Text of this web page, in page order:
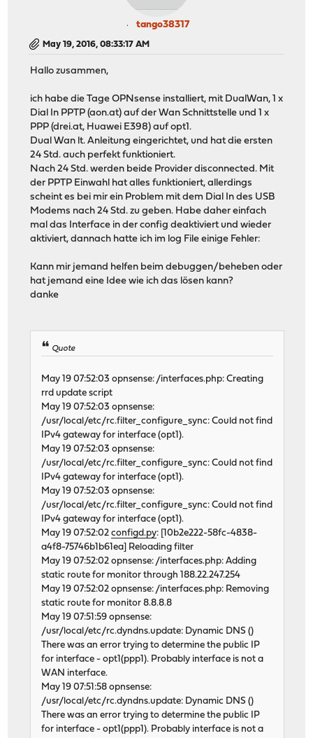
tango38317
May 19, 2016, 08:33:17 AM
Hallo zusammen,
ich habe die Tage OPNsense installiert, mit DualWan, 1 x
Dial In PPTP (aon.at) auf der Wan Schnittstelle und 1 x
PPP (drei.at, Huawei E398) auf opt1.
Dual Wan lt. Anleitung eingerichtet, und hat die ersten
24 Std. auch perfekt funktioniert.
Nach 24 Std. werden beide Provider disconnected. Mit
der PPTP Einwahl hat alles funktioniert, allerdings
scheint es bei mir ein Problem mit dem Dial In des USB
Modems nach 24 Std. zu geben. Habe daher einfach
mal das Interface in der config deaktiviert und wieder
aktiviert, dannach hatte ich im log File einige Fehler:
Kann mir jemand helfen beim debuggen/beheben oder
hat jemand eine Idee wie ich das lösen kann?
danke
Quote
May 19 07:52:03 opnsense: /interfaces.php: Creating
rrd update script
May 19 07:52:03 opnsense:
/usr/local/etc/rc.filter_configure_sync: Could not find
IPv4 gateway for interface (opt1).
May 19 07:52:03 opnsense:
/usr/local/etc/rc.filter_configure_sync: Could not find
IPv4 gateway for interface (opt1).
May 19 07:52:03 opnsense:
/usr/local/etc/rc.filter_configure_sync: Could not find
IPv4 gateway for interface (opt1).
May 19 07:52:02configd.py: [10b2e222-58fc-4838-
a4f8-75746b1b61ea] Reloading filter
May 19 07:52:02 opnsense: /interfaces.php: Adding
static route for monitor through 188.22.247.254
May 19 07:52:02 opnsense: /interfaces.php: Removing
static route for monitor 8.8.8.8
May 19 07:51:59 opnsense:
/usr/local/etc/rc.dyndns.update: Dynamic DNS ()
There was an error trying to determine the public IP
for interface - opt1(ppp1). Probably interface is not a
WAN interface.
May 19 07:51:58 opnsense:
/usr/local/etc/rc.dyndns.update: Dynamic DNS ()
There was an error trying to determine the public IP
for interface - opt1(ppp1). Probably interface is not a